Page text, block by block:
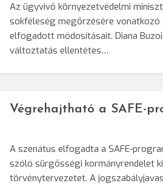
Az ügyvivő környezetvédelmi
sokféleség megőrzésére
elfogadott módosításait. Diana
változtatás ellentétes…
Végrehajtható a SAFE-
A szenátus elfogadta a SAFE-
szóló sürgősségi kormányrendelet
törvénytervezetet. A